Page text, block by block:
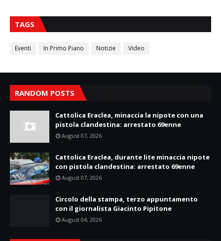
TAGS
Eventi In Primo Piano Notizie Video
RANDOM POSTS
Cattolica Eraclea, minaccia la nipote con una
pistola clandestina: arrestato 69enne
August 07, 2026
Cattolica Eraclea, durante lite minaccia nipote
con pistola clandestina: arrestato 69enne
August 07, 2026
Circolo della stampa, terzo appuntamento
con il giornalista Giacinto Pipitone
August 04, 2026